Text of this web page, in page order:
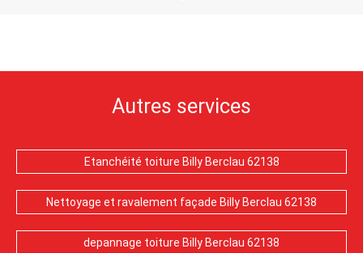
Autres services
Etanchéité toiture Billy Berclau 62138
Nettoyage et ravalement façade Billy Berclau 62138
depannage toiture Billy Berclau 62138